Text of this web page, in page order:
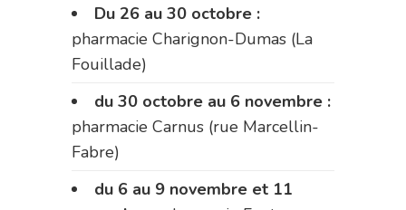
Du 26 au 30 octobre :
pharmacie Charignon-Dumas (La
Fouillade)
du 30 octobre au 6 novembre :
pharmacie Carnus (rue Marcellin-
Fabre)
du 6 au 9 novembre et 11